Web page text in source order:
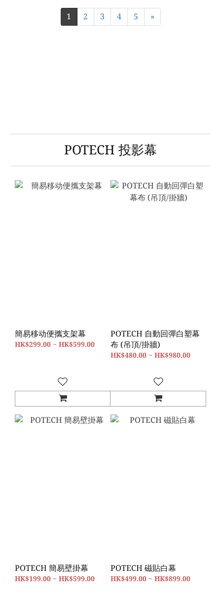
1 2 3 4 5 »
POTECH 投影幕
簡易移动便攜支架幕
HK$299.00 ~ HK$599.00
POTECH 自動回彈白塑幕
布 (吊頂/掛牆)
HK$480.00 ~ HK$980.00
POTECH 簡易壁掛幕
HK$199.00 ~ HK$599.00
POTECH 磁貼白幕
HK$499.00 ~ HK$899.00